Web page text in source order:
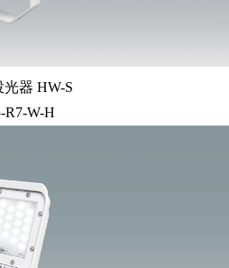
器 HW-S
R7-W-H